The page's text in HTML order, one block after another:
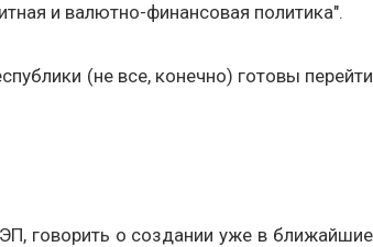
и валютно-финансовая политика".
(не все, конечно) готовы перейти
говорить о создании уже в ближайшие